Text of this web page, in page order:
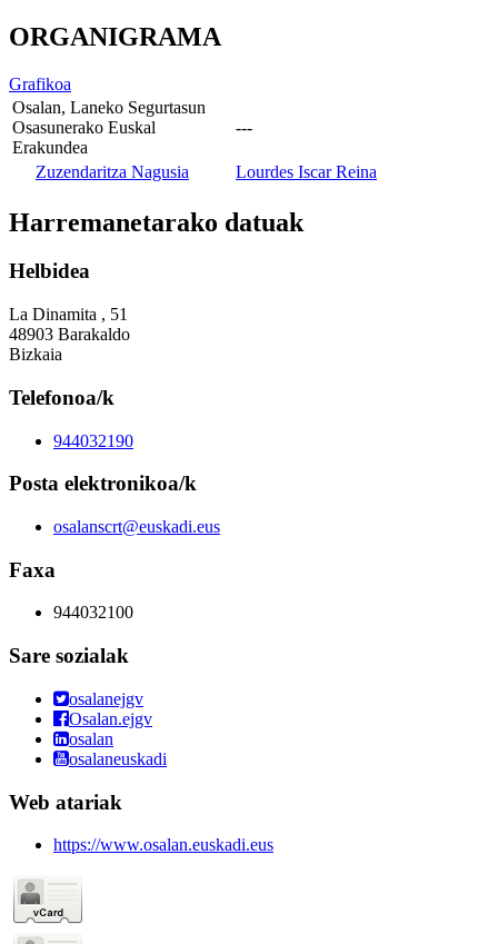
ORGANIGRAMA
Grafikoa
Osalan, Laneko Segurtasun
Osasunerako Euskal
Erakundea
---
Zuzendaritza Nagusia Lourdes Iscar Reina
Harremanetarako datuak
Helbidea
La Dinamita , 51
48903 Barakaldo
Bizkaia
Telefonoa/k
944032190
Posta elektronikoa/k
osalanscrt@euskadi.eus
Faxa
944032100
Sare sozialak
osalanejgv
Osalan.ejgv
osalan
osalaneuskadi
Web atariak
https://www.osalan.euskadi.eus